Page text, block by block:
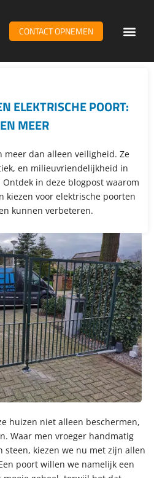
CONTACT OPNEMEN
ELEKTRISCHE POORT:
MEER
meer dan alleen veiligheid. Ze
en milieuvriendelijkheid in
in deze blogpost waarom
kiezen voor elektrische poorten
kunnen verbeteren.
huizen niet alleen beschermen,
Waar men vroeger handmatig
steen, kiezen we nu met zijn allen
poort willen we namelijk een